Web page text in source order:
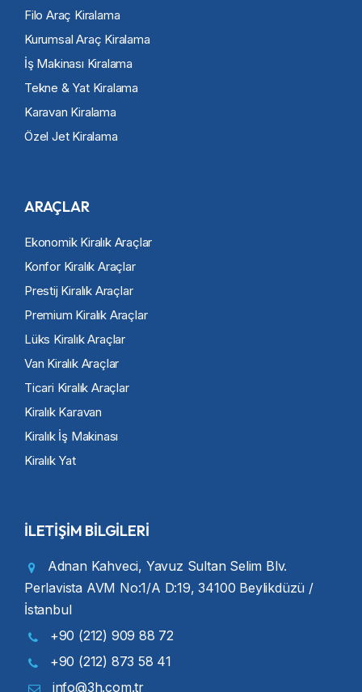
Filo Araç Kiralama
Kurumsal Araç Kiralama
İş Makinası Kiralama
Tekne & Yat Kiralama
Karavan Kiralama
Özel Jet Kiralama
ARAÇLAR
Ekonomik Kiralık Araçlar
Konfor Kiralık Araçlar
Prestij Kiralık Araçlar
Premium Kiralık Araçlar
Lüks Kiralık Araçlar
Van Kiralık Araçlar
Ticari Kiralık Araçlar
Kiralık Karavan
Kiralık İş Makinası
Kiralık Yat
İLETİŞİM BİLGİLERİ
Adnan Kahveci, Yavuz Sultan Selim Blv.
Perlavista AVM No:1/A D:19, 34100 Beylikdüzü /
İstanbul
+90 (212) 909 88 72
+90 (212) 873 58 41
info@3h.com.tr